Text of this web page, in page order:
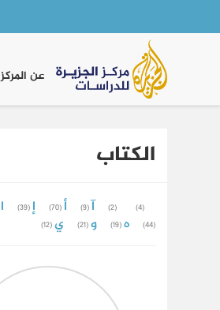
Main
navigation عن المركز
الكتاب
(4)
(2) آ(9) أ(70) إ(39) ا
(44) ه(19) و(21) ي(12)